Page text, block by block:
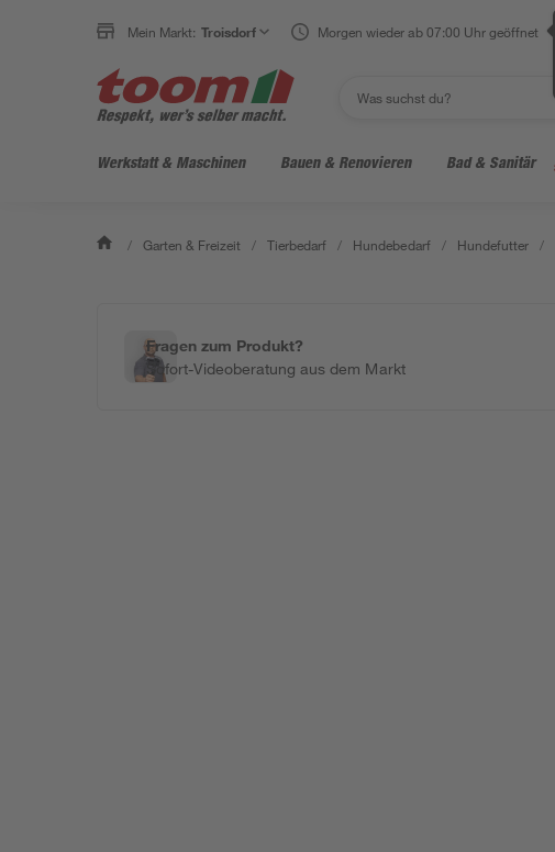
Mein Markt: Troisdorf Morgen wieder ab 07:00 Uhr geöffnet
Werkstatt & Maschinen Bauen & Renovieren Bad & Sanitär
/ Garten & Freizeit / Tierbedarf / Hundebedarf / Hundefutter /
Fragen zum Produkt?
Sofort-Videoberatung aus dem Markt